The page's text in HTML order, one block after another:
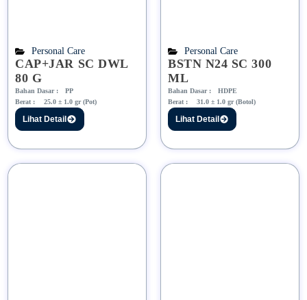
Personal Care
CAP+JAR SC DWL
80 G
Bahan Dasar :
PP
Berat :
25.0 ± 1.0 gr (Pot)
Lihat Detail
Personal Care
BSTN N24 SC 300
ML
Bahan Dasar :
HDPE
Berat :
31.0 ± 1.0 gr (Botol)
Lihat Detail